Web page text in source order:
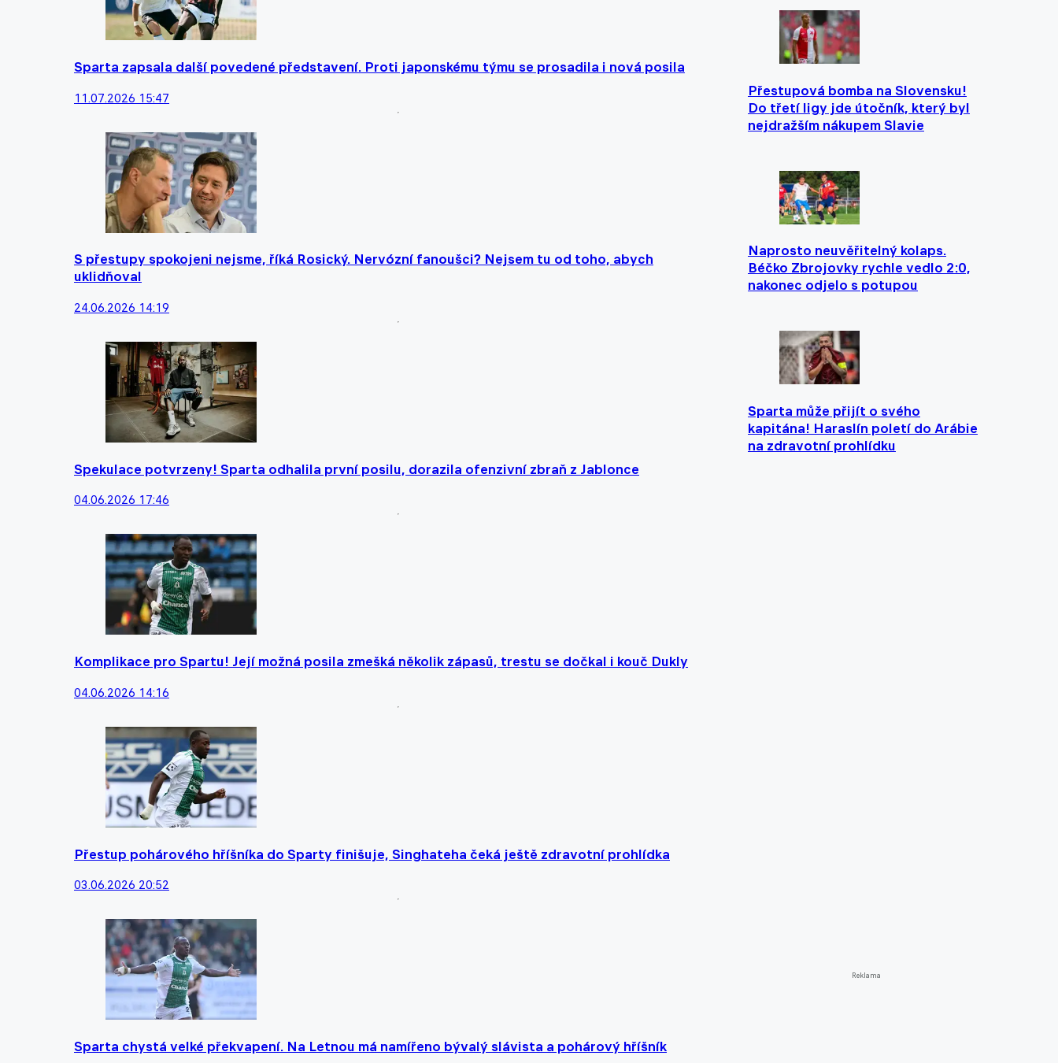
Sparta zapsala další povedené představení. Proti japonskému týmu se prosadila i nová posila
11.07.2026 15:47
S přestupy spokojeni nejsme, říká Rosický. Nervózní fanoušci? Nejsem tu od toho, abych
uklidňoval
24.06.2026 14:19
Spekulace potvrzeny! Sparta odhalila první posilu, dorazila ofenzivní zbraň z Jablonce
04.06.2026 17:46
Komplikace pro Spartu! Její možná posila zmešká několik zápasů, trestu se dočkal i kouč Dukly
04.06.2026 14:16
Přestup pohárového hříšníka do Sparty finišuje, Singhateha čeká ještě zdravotní prohlídka
03.06.2026 20:52
Sparta chystá velké překvapení. Na Letnou má namířeno bývalý slávista a pohárový hříšník
Přestupová bomba na Slovensku!
Do třetí ligy jde útočník, který byl
nejdražším nákupem Slavie
Naprosto neuvěřitelný kolaps.
Béčko Zbrojovky rychle vedlo 2:0,
nakonec odjelo s potupou
Sparta může přijít o svého
kapitána! Haraslín poletí do Arábie
na zdravotní prohlídku
Reklama